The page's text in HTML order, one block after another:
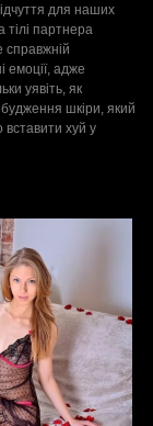
для наших
тілі партнера
справжній
емоції, адже
уявіть, як
шкіри, який
вставити хуй у